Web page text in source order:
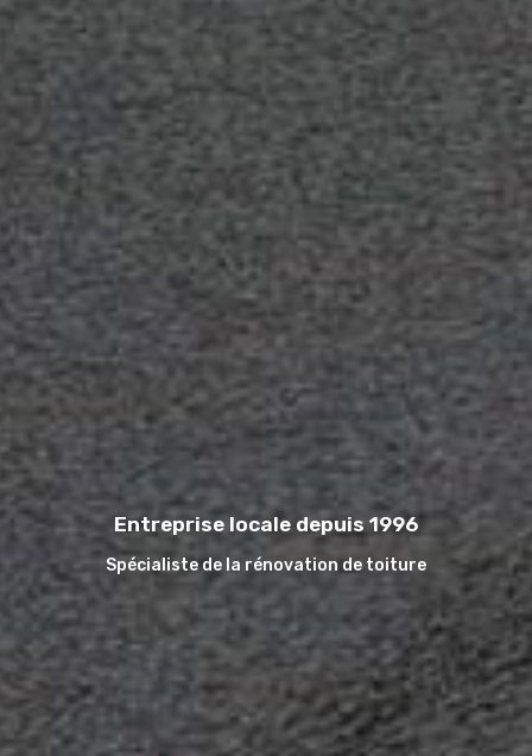
Entreprise locale depuis 1996
Spécialiste de la rénovation de toiture